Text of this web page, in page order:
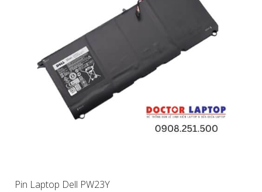
Pin Laptop Dell PW23Y